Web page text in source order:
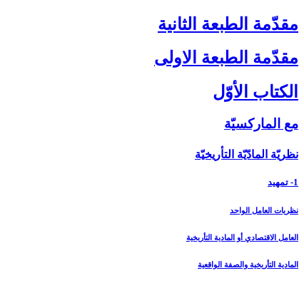
مقدّمة الطبعة الثانية
مقدّمة الطبعة الاولى‏
الكتاب الأوّل‏
مع الماركسيّة
نظريّة المادّيّة التأريخيّة
1- تمهيد
نظريات العامل الواحد
العامل الاقتصادي أو المادية التأريخية
المادية التأريخية والصفة الواقعية